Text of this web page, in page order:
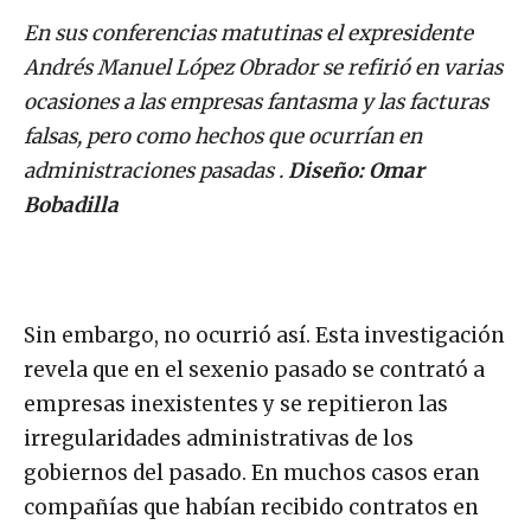
d
e
o
En sus conferencias matutinas el expresidente
Andrés Manuel López Obrador se refirió en varias
ocasiones a las empresas fantasma y las facturas
falsas, pero como hechos que ocurrían en
administraciones pasadas .Diseño: Omar
Bobadilla
Sin embargo, no ocurrió así. Esta investigación
revela que en el sexenio pasado se contrató a
empresas inexistentes y se repitieron las
irregularidades administrativas de los
gobiernos del pasado. En muchos casos eran
compañías que habían recibido contratos en